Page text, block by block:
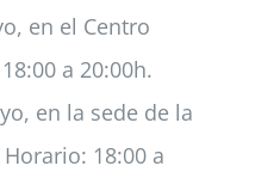
en el Centro
a 20:00h.
en la sede de la
18:00 a